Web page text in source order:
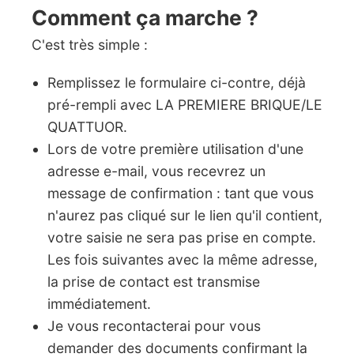
Comment ça marche ?
C'est très simple :
Remplissez le formulaire ci-contre, déjà
pré-rempli avec LA PREMIERE BRIQUE/LE
QUATTUOR.
Lors de votre première utilisation d'une
adresse e-mail, vous recevrez un
message de confirmation : tant que vous
n'aurez pas cliqué sur le lien qu'il contient,
votre saisie ne sera pas prise en compte.
Les fois suivantes avec la même adresse,
la prise de contact est transmise
immédiatement.
Je vous recontacterai pour vous
demander des documents confirmant la